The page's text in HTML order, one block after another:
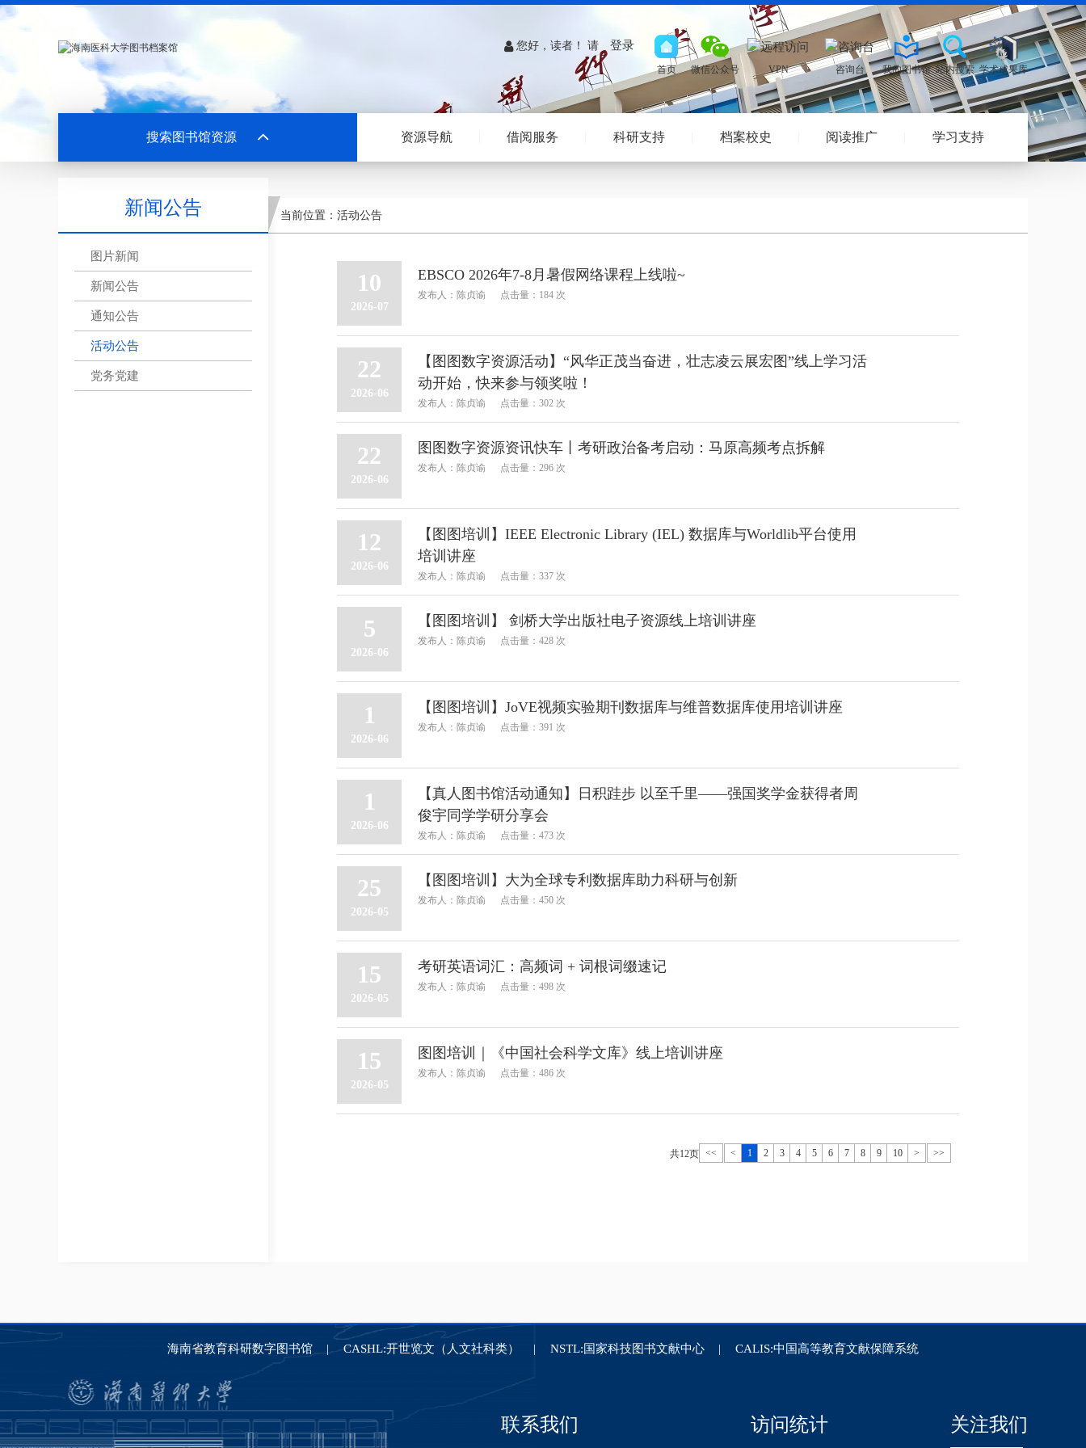
您好，读者！ 请 登录
搜索图书馆资源 资源导航 借阅服务 科研支持 档案校史 阅读推广 学习支持
新闻公告
图片新闻
新闻公告
通知公告
活动公告
党务党建
当前位置： 活动公告
EBSCO 2026年7-8月暑假网络课程上线啦~
发布人：陈贞谕 点击量：184 次
10
2026-07
【图图数字资源活动】“风华正茂当奋进，壮志凌云展宏图”线上学习活
动开始，快来参与领奖啦！
发布人：陈贞谕 点击量：302 次
22
2026-06
图图数字资源资讯快车丨考研政治备考启动：马原高频考点拆解
发布人：陈贞谕 点击量：296 次
22
2026-06
【图图培训】IEEE Electronic Library (IEL) 数据库与Worldlib平台使用
培训讲座
发布人：陈贞谕 点击量：337 次
12
2026-06
【图图培训】 剑桥大学出版社电子资源线上培训讲座
发布人：陈贞谕 点击量：428 次
5
2026-06
【图图培训】JoVE视频实验期刊数据库与维普数据库使用培训讲座
发布人：陈贞谕 点击量：391 次
1
2026-06
【真人图书馆活动通知】日积跬步 以至千里——强国奖学金获得者周
俊宇同学学研分享会
发布人：陈贞谕 点击量：473 次
1
2026-06
【图图培训】大为全球专利数据库助力科研与创新
发布人：陈贞谕 点击量：450 次
25
2026-05
考研英语词汇：高频词 + 词根词缀速记
发布人：陈贞谕 点击量：498 次
15
2026-05
图图培训｜《中国社会科学文库》线上培训讲座
发布人：陈贞谕 点击量：486 次
15
2026-05
共12页 << < 1 2 3 4 5 6 7 8 9 10 > >>
海南省教育科研数字图书馆 CASHL:开世览文（人文社科类） NSTL:国家科技图书文献中心 CALIS:中国高等教育文献保障系统
关注我们
访问统计
联系我们